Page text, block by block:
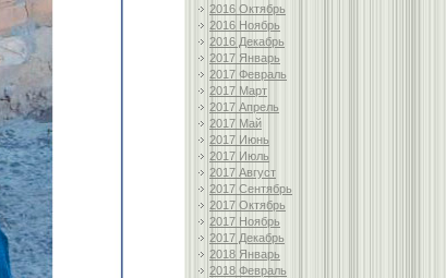
2016 Октябрь
2016 Ноябрь
2016 Декабрь
2017 Январь
2017 Февраль
2017 Март
2017 Апрель
2017 Май
2017 Июнь
2017 Июль
2017 Август
2017 Сентябрь
2017 Октябрь
2017 Ноябрь
2017 Декабрь
2018 Январь
2018 Февраль